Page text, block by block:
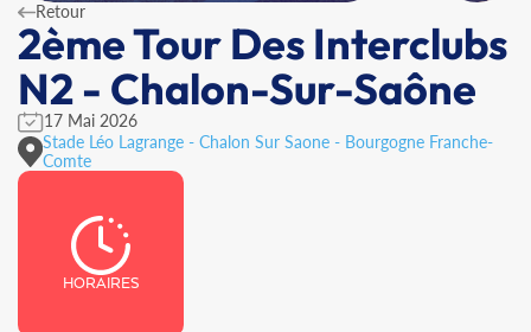
Retour
2ème Tour Des Interclubs
N2 - Chalon-Sur-Saône
17 Mai 2026
Stade Léo Lagrange - Chalon Sur Saone - Bourgogne Franche-
Comte
HORAIRES